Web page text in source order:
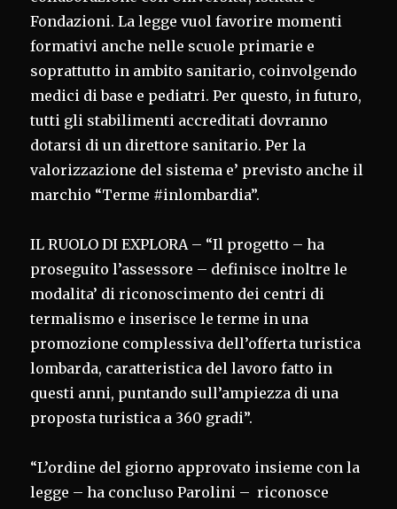
Fondazioni. La legge vuol favorire momenti
formativi anche nelle scuole primarie e
soprattutto in ambito sanitario, coinvolgendo
medici di base e pediatri. Per questo, in futuro,
tutti gli stabilimenti accreditati dovranno
dotarsi di un direttore sanitario. Per la
valorizzazione del sistema e’ previsto anche il
marchio “Terme #inlombardia”.
IL RUOLO DI EXPLORA – “Il progetto – ha
proseguito l’assessore – definisce inoltre le
modalita’ di riconoscimento dei centri di
termalismo e inserisce le terme in una
promozione complessiva dell’offerta turistica
lombarda, caratteristica del lavoro fatto in
questi anni, puntando sull’ampiezza di una
proposta turistica a 360 gradi”.
“L’ordine del giorno approvato insieme con la
legge – ha concluso Parolini – riconosce